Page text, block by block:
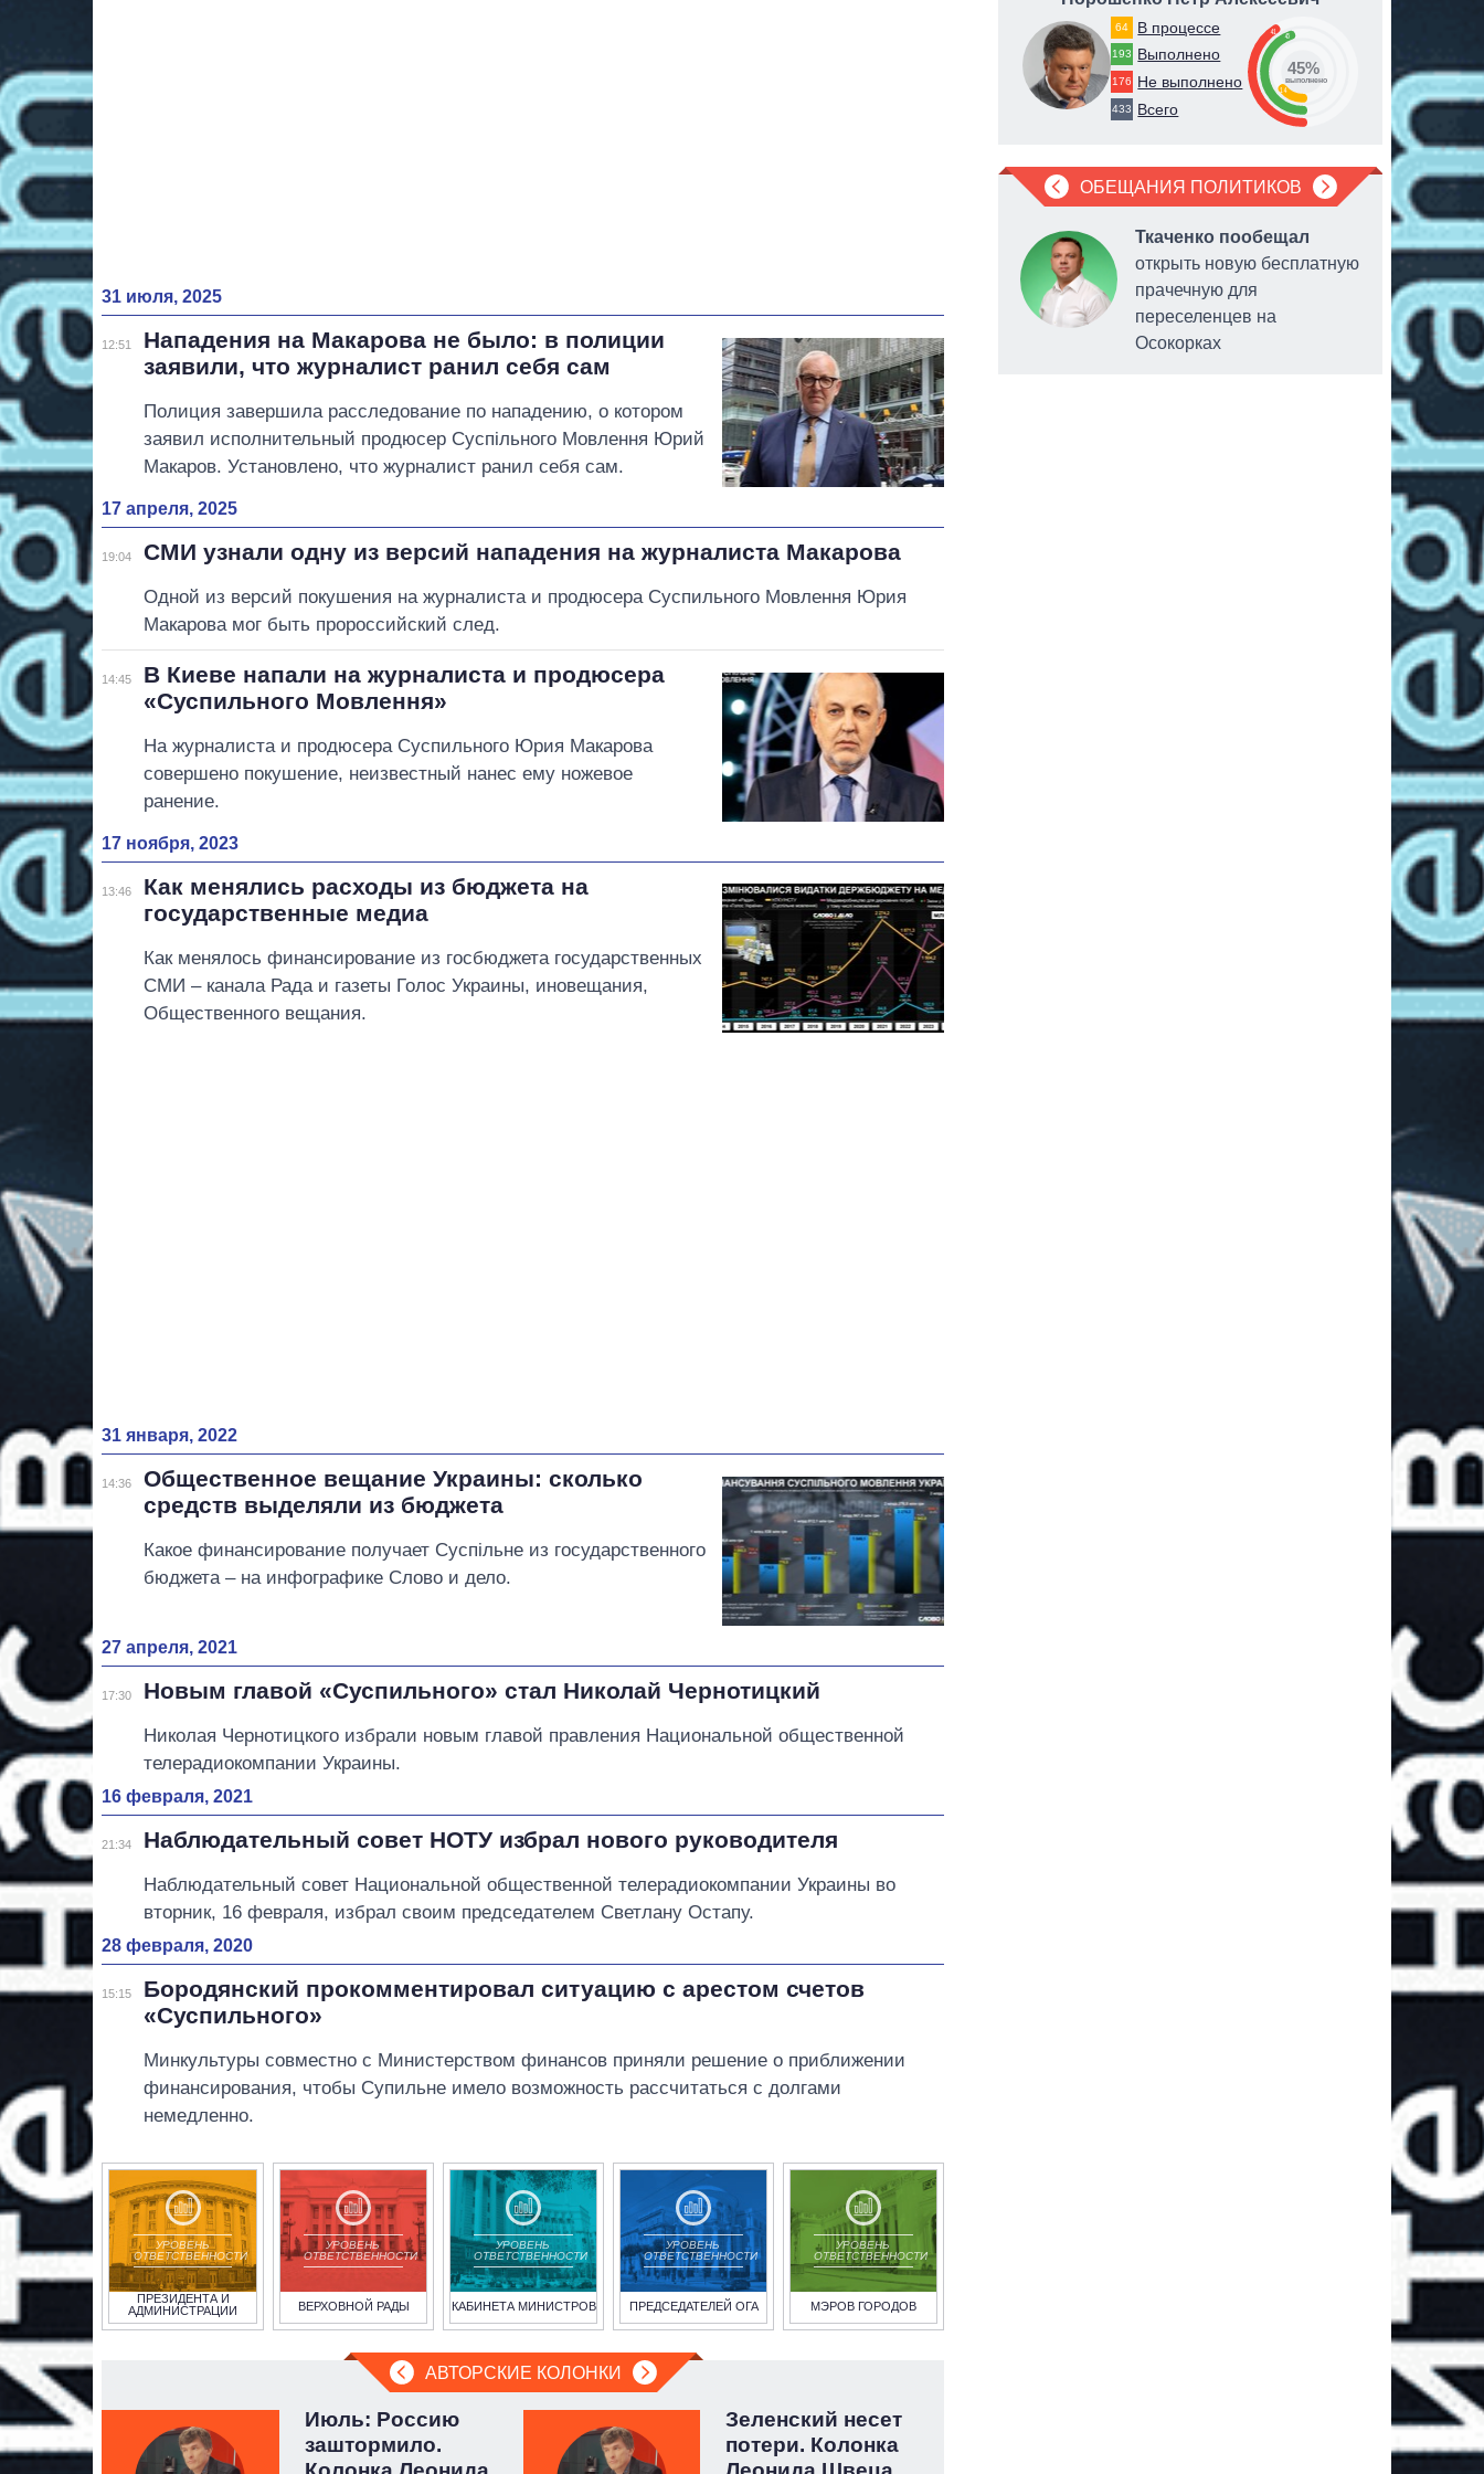
31 июля, 2025
12:51
Нападения на Макарова не было: в полиции
заявили, что журналист ранил себя сам
Полиция завершила расследование по нападению, о котором
заявил исполнительный продюсер Суспільного Мовлення Юрий
Макаров. Установлено, что журналист ранил себя сам.
17 апреля, 2025
19:04 СМИ узнали одну из версий нападения на журналиста Макарова
Одной из версий покушения на журналиста и продюсера Суспильного Мовлення Юрия
Макарова мог быть пророссийский след.
14:45
В Киеве напали на журналиста и продюсера
«Суспильного Мовлення»
На журналиста и продюсера Суспильного Юрия Макарова
совершено покушение, неизвестный нанес ему ножевое
ранение.
17 ноября, 2023
13:46
Как менялись расходы из бюджета на
государственные медиа
Как менялось финансирование из госбюджета государственных
СМИ – канала Рада и газеты Голос Украины, иновещания,
Общественного вещания.
31 января, 2022
14:36
Общественное вещание Украины: сколько
средств выделяли из бюджета
Какое финансирование получает Суспільне из государственного
бюджета – на инфографике Слово и дело.
27 апреля, 2021
17:30 Новым главой «Суспильного» стал Николай Чернотицкий
Николая Чернотицкого избрали новым главой правления Национальной общественной
телерадиокомпании Украины.
16 февраля, 2021
21:34 Наблюдательный совет НОТУ избрал нового руководителя
Наблюдательный совет Национальной общественной телерадиокомпании Украины во
вторник, 16 февраля, избрал своим председателем Светлану Остапу.
28 февраля, 2020
15:15
Бородянский прокомментировал ситуацию с арестом счетов
«Суспильного»
Минкультуры совместно с Министерством финансов приняли решение о приближении
финансирования, чтобы Супильне имело возможность рассчитаться с долгами
немедленно.
УРОВЕНЬ
ОТВЕТСТВЕННОСТИ
ПРЕЗИДЕНТА И
АДМИНИСТРАЦИИ
УРОВЕНЬ
ОТВЕТСТВЕННОСТИ
ВЕРХОВНОЙ РАДЫ
УРОВЕНЬ
ОТВЕТСТВЕННОСТИ
КАБИНЕТА МИНИСТРОВ
УРОВЕНЬ
ОТВЕТСТВЕННОСТИ
ПРЕДСЕДАТЕЛЕЙ ОГА
УРОВЕНЬ
ОТВЕТСТВЕННОСТИ
МЭРОВ ГОРОДОВ
АВТОРСКИЕ КОЛОНКИ
не
Июль: Россию
заштормило.
Зеленский несет
потери. Колонка
64 В процессе
193 Выполнено
176 Не выполнено
433 Всего
41 45
14
45%
выполнено
ОБЕЩАНИЯ ПОЛИТИКОВ
тысячелетние храмы
Черниговщины в Список
объектов всемирного наследия,
находящихся под угрозой
Ткаченко пообещал
открыть новую бесплатную
прачечную для
переселенцев на
Осокорках
системы